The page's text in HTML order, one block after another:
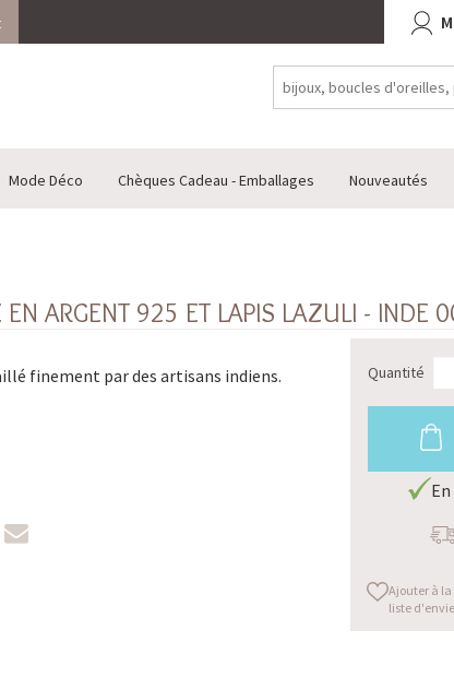
Mode Déco Chèques Cadeau - Emballages Nouveautés
EN ARGENT 925 ET LAPIS LAZULI - INDE
finement par des artisans indiens.
Quantité
Ajouter à la
liste